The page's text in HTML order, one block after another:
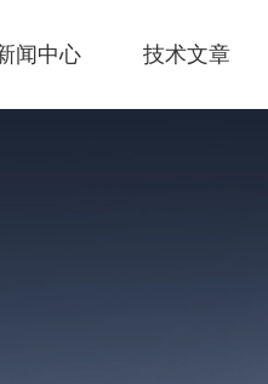
闻中心 技术文章